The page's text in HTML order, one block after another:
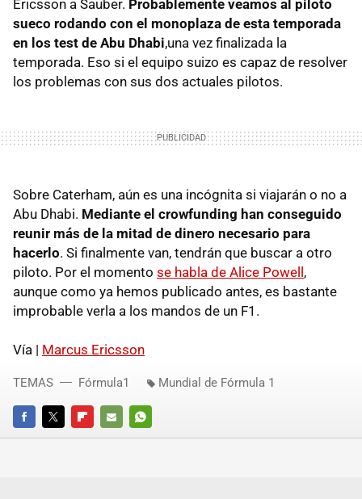
Ericsson a Sauber. Probablemente veamos al piloto
sueco rodando con el monoplaza de esta temporada
en los test de Abu Dhabi,una vez finalizada la
temporada. Eso si el equipo suizo es capaz de resolver
los problemas con sus dos actuales pilotos.
Sobre Caterham, aún es una incógnita si viajarán o no a
Abu Dhabi. Mediante el crowfunding han conseguido
reunir más de la mitad de dinero necesario para
hacerlo. Si finalmente van, tendrán que buscar a otro
piloto. Por el momento se habla de Alice Powell,
aunque como ya hemos publicado antes, es bastante
improbable verla a los mandos de un F1.
Vía | Marcus Ericsson
FACEBOOKTWITTERFLIPBOARD
E-
WHATSAPP
TEMAS Fórmula1 Mundial de Fórmula 1